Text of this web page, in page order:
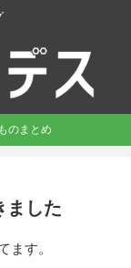
のまとめ
ました
ます。